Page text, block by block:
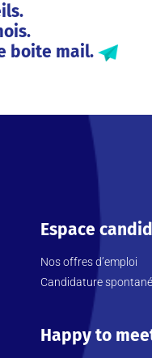
boite mail.
Espace
Nos offres d’emploi
Candidature
Happy to